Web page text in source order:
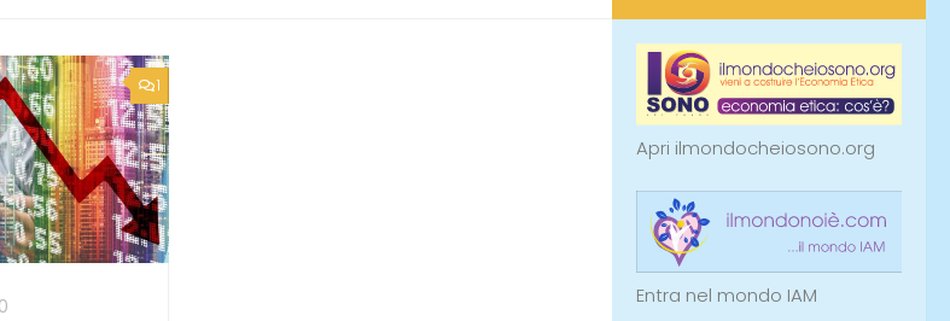
1
Apri ilmondocheiosono.org
Entra nel mondo IAM